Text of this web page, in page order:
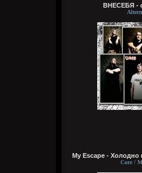
Сегодня в
Brenton Trollant
А хочешь я тебе
тебе крепче
та тара там, та
Brenton Trollant
Сегодня в
Ты можешь просто
Были бы там одни
ВНЕСЕБЯ -
My Escape - Холодно
Core /